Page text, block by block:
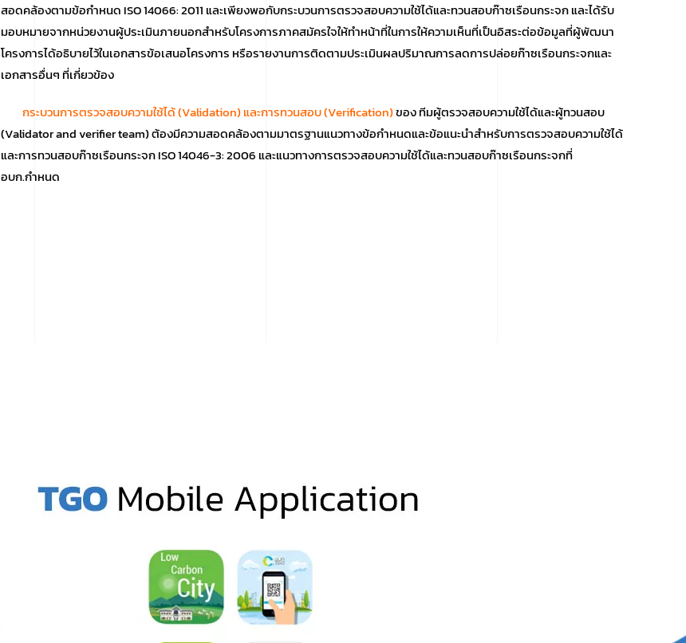
สอดคล้องตามข้อกำหนด ISO 14066: 2011 และเพียงพอกับกระบวนการตรวจสอบความใช้ได้และทวนสอบก๊าซเรือนกระจก และได้รับ
มอบหมายจากหน่วยงานผู้ประเมินภายนอกสำหรับโครงการภาคสมัครใจให้ทำหน้าที่ในการให้ความเห็นที่เป็นอิสระต่อข้อมูลที่ผู้พัฒนา
โครงการได้อธิบายไว้ในเอกสารข้อเสนอโครงการ หรือรายงานการติดตามประเมินผลปริมาณการลดการปล่อยก๊าซเรือนกระจกและ
เอกสารอื่นๆ ที่เกี่ยวข้อง
กระบวนการตรวจสอบความใช้ได้ (Validation) และการทวนสอบ (Verification)ของ ทีมผู้ตรวจสอบความใช้ได้และผู้ทวนสอบ
(Validator and verifier team) ต้องมีความสอดคล้องตามมาตรฐานแนวทางข้อกำหนดและข้อแนะนำสำหรับการตรวจสอบความใช้ได้
และการทวนสอบก๊าซเรือนกระจก ISO 14046-3: 2006 และแนวทางการตรวจสอบความใช้ได้และทวนสอบก๊าซเรือนกระจกที่
อบก.กำหนด